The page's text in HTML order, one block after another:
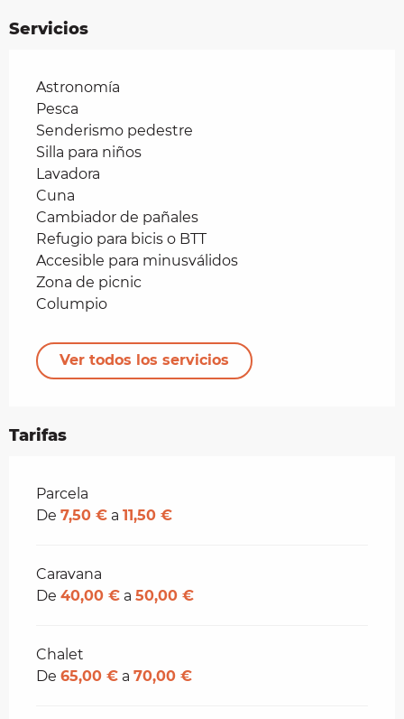
Servicios
Astronomía
Pesca
Senderismo pedestre
Silla para niños
Lavadora
Cuna
Cambiador de pañales
Refugio para bicis o BTT
Accesible para minusválidos
Zona de picnic
Columpio
Ver todos los servicios
Tarifas
Tarifas 2026
Parcela
De 7,50 € a 11,50 €
Caravana
De 40,00 € a 50,00 €
Chalet
De 65,00 € a 70,00 €